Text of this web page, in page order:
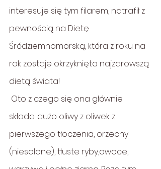
interesuje się tym filarem, natrafił z
pewnością na Dietę
Śródziemnomorską, która z roku na
rok zostaje okrzyknięta najzdrowszą
dietą świata!
składa: dużo oliwy z oliwek z
pierwszego tłoczenia, orzechy
(niesolone), tłuste ryby,owoce,